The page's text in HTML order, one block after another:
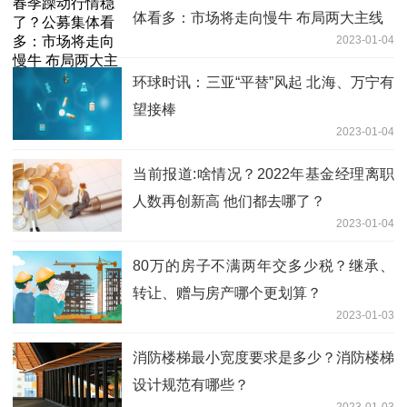
体看多：市场将走向慢牛 布局两大主线
2023-01-04
环球时讯：三亚“平替”风起 北海、万宁有
望接棒
2023-01-04
当前报道:啥情况？2022年基金经理离职
人数再创新高 他们都去哪了？
2023-01-04
80万的房子不满两年交多少税？继承、
转让、赠与房产哪个更划算？
2023-01-03
消防楼梯最小宽度要求是多少？消防楼梯
设计规范有哪些？